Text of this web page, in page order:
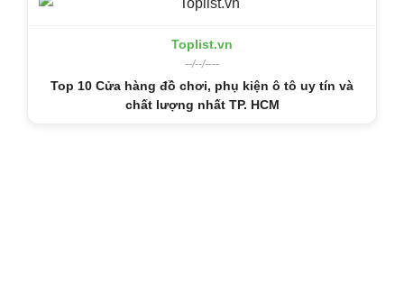
Toplist.vn
--/--/----
Top 10 Cửa hàng đồ chơi, phụ kiện ô tô uy tín và
chất lượng nhất TP. HCM